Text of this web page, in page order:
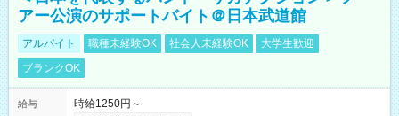
アー公演のサポートバイト＠日本武道館
アルバイト 職種未経験OK 社会人未経験OK
大学生歓迎
ブランクOK
給与
時給1250円～